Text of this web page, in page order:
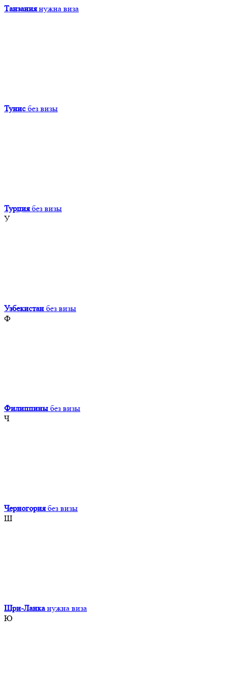
Танзания нужна виза
Тунис без визы
Турция без визы
У
Узбекистан без визы
Ф
Филиппины без визы
Ч
Черногория без визы
Ш
Шри-Ланка нужна виза
Ю